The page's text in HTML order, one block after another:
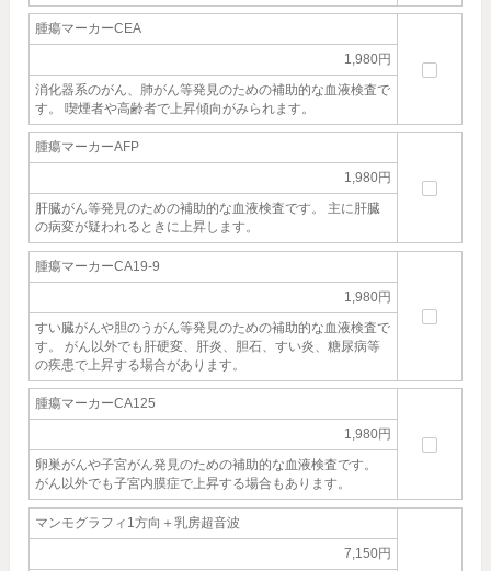
腫瘍マーカーCEA
1,980円
消化器系のがん、肺がん等発見のための補助的な血液検査で
す。 喫煙者や高齢者で上昇傾向がみられます。
腫瘍マーカーAFP
1,980円
肝臓がん等発見のための補助的な血液検査です。 主に肝臓
の病変が疑われるときに上昇します。
腫瘍マーカーCA19-9
1,980円
すい臓がんや胆のうがん等発見のための補助的な血液検査で
す。 がん以外でも肝硬変、肝炎、胆石、すい炎、糖尿病等
の疾患で上昇する場合があります。
腫瘍マーカーCA125
1,980円
卵巣がんや子宮がん発見のための補助的な血液検査です。
がん以外でも子宮内膜症で上昇する場合もあります。
マンモグラフィ1方向＋乳房超音波
7,150円